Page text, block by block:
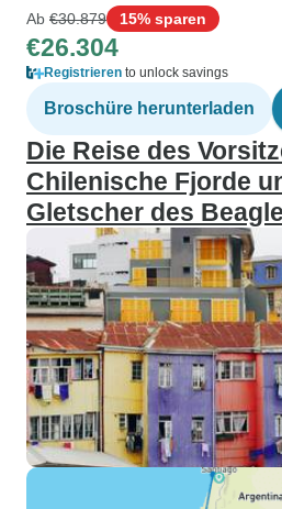
Ab €30.879 15% sparen
€26.304
Registrieren to unlock savings
Broschüre herunterladen
Die Reise des
Chilenische Fjorde
Gletscher des